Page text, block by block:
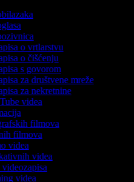
o vrtlarstvu
o čišćenju
s govorom
za društvene mreže
za nekretnine
videa
filmova
filmova
videa
videa
videozapisa
videa